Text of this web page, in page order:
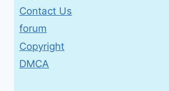
Contact Us
forum
Copyright
DMCA